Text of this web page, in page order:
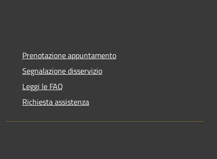
Prenotazione appuntamento
Segnalazione disservizio
Leggi le FAQ
Richiesta assistenza